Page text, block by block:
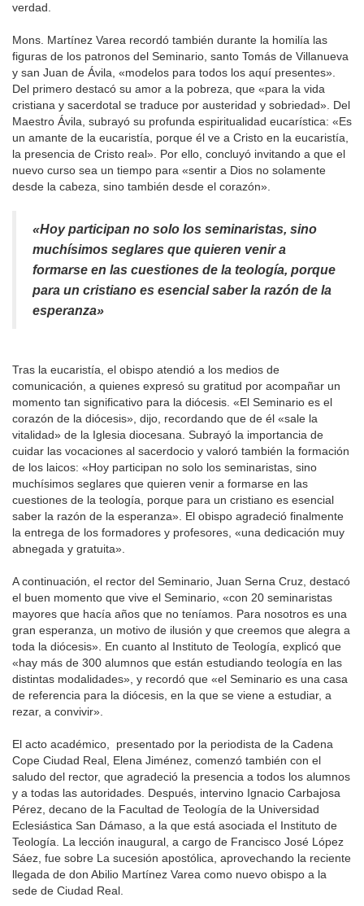
verdad.
Mons. Martínez Varea recordó también durante la homilía las
figuras de los patronos del Seminario, santo Tomás de Villanueva
y san Juan de Ávila, «modelos para todos los aquí presentes».
Del primero destacó su amor a la pobreza, que «para la vida
cristiana y sacerdotal se traduce por austeridad y sobriedad». Del
Maestro Ávila, subrayó su profunda espiritualidad eucarística: «Es
un amante de la eucaristía, porque él ve a Cristo en la eucaristía,
la presencia de Cristo real». Por ello, concluyó invitando a que el
nuevo curso sea un tiempo para «sentir a Dios no solamente
desde la cabeza, sino también desde el corazón».
«Hoy participan no solo los seminaristas, sino
muchísimos seglares que quieren venir a
formarse en las cuestiones de la teología, porque
para un cristiano es esencial saber la razón de la
esperanza»
Tras la eucaristía, el obispo atendió a los medios de
comunicación, a quienes expresó su gratitud por acompañar un
momento tan significativo para la diócesis. «El Seminario es el
corazón de la diócesis», dijo, recordando que de él «sale la
vitalidad» de la Iglesia diocesana. Subrayó la importancia de
cuidar las vocaciones al sacerdocio y valoró también la formación
de los laicos: «Hoy participan no solo los seminaristas, sino
muchísimos seglares que quieren venir a formarse en las
cuestiones de la teología, porque para un cristiano es esencial
saber la razón de la esperanza». El obispo agradeció finalmente
la entrega de los formadores y profesores, «una dedicación muy
abnegada y gratuita».
A continuación, el rector del Seminario, Juan Serna Cruz, destacó
el buen momento que vive el Seminario, «con 20 seminaristas
mayores que hacía años que no teníamos. Para nosotros es una
gran esperanza, un motivo de ilusión y que creemos que alegra a
toda la diócesis». En cuanto al Instituto de Teología, explicó que
«hay más de 300 alumnos que están estudiando teología en las
distintas modalidades», y recordó que «el Seminario es una casa
de referencia para la diócesis, en la que se viene a estudiar, a
rezar, a convivir».
El acto académico, presentado por la periodista de la Cadena
Cope Ciudad Real, Elena Jiménez, comenzó también con el
saludo del rector, que agradeció la presencia a todos los alumnos
y a todas las autoridades. Después, intervino Ignacio Carbajosa
Pérez, decano de la Facultad de Teología de la Universidad
Eclesiástica San Dámaso, a la que está asociada el Instituto de
Teología. La lección inaugural, a cargo de Francisco José López
Sáez, fue sobre La sucesión apostólica, aprovechando la reciente
llegada de don Abilio Martínez Varea como nuevo obispo a la
sede de Ciudad Real.